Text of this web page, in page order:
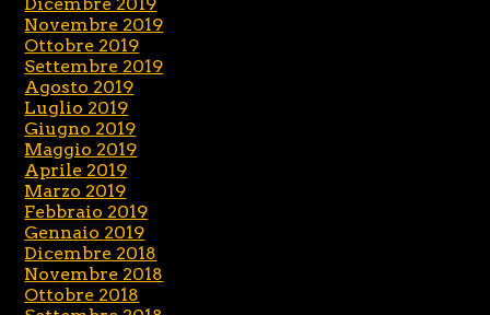
Novembre 2019
Ottobre 2019
Settembre 2019
Agosto 2019
Luglio 2019
Giugno 2019
Maggio 2019
Aprile 2019
Marzo 2019
Febbraio 2019
Gennaio 2019
Dicembre 2018
Novembre 2018
Ottobre 2018